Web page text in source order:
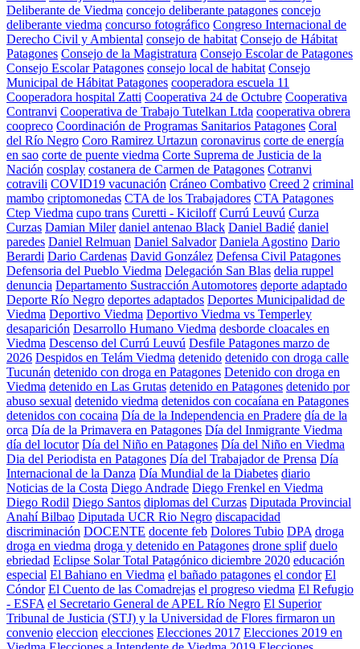
Deliberante de Viedma concejo deliberante patagones concejo
deliberante viedma concurso fotográfico Congreso Internacional de
Derecho Civil y Ambiental consejo de habitat Consejo de Hábitat
Patagones Consejo de la Magistratura Consejo Escolar de Patagones
Consejo Escolar Patagones consejo local de habitat Consejo
Municipal de Hábitat Patagones cooperadora escuela 11
Cooperadora hospital Zatti Cooperativa 24 de Octubre Cooperativa
Contranvi Cooperativa de Trabajo Tutelkan Ltda cooperativa obrera
coopreco Coordinación de Programas Sanitarios Patagones Coral
del Río Negro Coro Ramirez Urtazun coronavirus corte de energía
en sao corte de puente viedma Corte Suprema de Justicia de la
Nación cosplay costanera de Carmen de Patagones Cotranvi
cotravili COVID19 vacunación Cráneo Combativo Creed 2 criminal
mambo criptomonedas CTA de los Trabajadores CTA Patagones
Ctep Viedma cupo trans Curetti - Kiciloff Currú Leuvú Curza
Curzas Damian Miler daniel antenao Black Daniel Badié daniel
paredes Daniel Relmuan Daniel Salvador Daniela Agostino Dario
Berardi Dario Cardenas David González Defensa Civil Patagones
Defensoria del Pueblo Viedma Delegación San Blas delia ruppel
denuncia Departamento Sustracción Automotores deporte adaptado
Deporte Río Negro deportes adaptados Deportes Municipalidad de
Viedma Deportivo Viedma Deportivo Viedma vs Temperley
desaparición Desarrollo Humano Viedma desborde cloacales en
Viedma Descenso del Currú Leuvú Desfile Patagones marzo de
2026 Despidos en Telám Viedma detenido detenido con droga calle
Tucunán detenido con droga en Patagones Detenido con droga en
Viedma detenido en Las Grutas detenido en Patagones detenido por
abuso sexual detenido viedma detenidos con cocaíana en Patagones
detenidos con cocaina Día de la Independencia en Pradere día de la
orca Día de la Primavera en Patagones Día del Inmigrante Viedma
día del locutor Día del Niño en Patagones Día del Niño en Viedma
Dia del Periodista en Patagones Día del Trabajador de Prensa Día
Internacional de la Danza Día Mundial de la Diabetes diario
Noticias de la Costa Diego Andrade Diego Frenkel en Viedma
Diego Rodil Diego Santos diplomas del Curzas Diputada Provincial
Anahí Bilbao Diputada UCR Rio Negro discapacidad
discriminación DOCENTE docente feb Dolores Tubio DPA droga
droga en viedma droga y detenido en Patagones drone splif duelo
ebriedad Eclipse Solar Total Patagónico diciembre 2020 educación
especial El Bahiano en Viedma el bañado patagones el condor El
Cóndor El Cuento de las Comadrejas el progreso viedma El Refugio
- ESFA el Secretario General de APEL Río Negro El Superior
Tribunal de Justicia (STJ) y la Universidad de Flores firmaron un
convenio eleccion elecciones Elecciones 2017 Elecciones 2019 en